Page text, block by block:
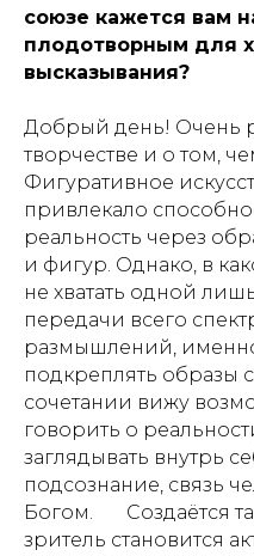
союзе кажется вам
плодотворным для
высказывания?
Добрый день! Очень
творчестве и о том,
Фигуративное
привлекало
реальность через
и фигур. Однако, в
не хватать одной
передачи всего
размышлений,
подкреплять образы
сочетании вижу
говорить о
заглядывать внутрь
подсознание, связь
Богом. Создаётся
зритель становится